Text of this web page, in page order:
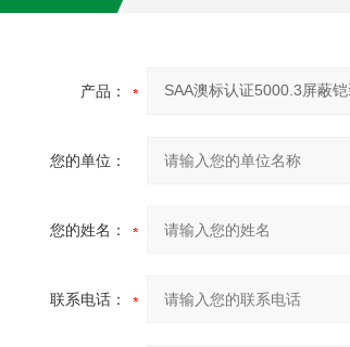
产品：
您的单位：
您的姓名：
联系电话：